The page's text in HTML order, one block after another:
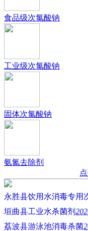
食品级次氯酸钠
工业级次氯酸钠
固体次氯酸钠
氨氮去除剂
永胜县饮用水消毒专用
垣曲县工业水杀菌剂
荔波县游泳池消毒杀菌